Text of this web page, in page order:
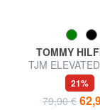
TOMMY
TJM
21%
79,90 €